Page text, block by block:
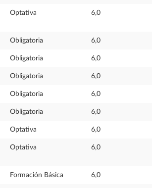
Optativa 6,0
Obligatoria 6,0
Obligatoria 6,0
Obligatoria 6,0
Obligatoria 6,0
Obligatoria 6,0
Optativa 6,0
Optativa 6,0
Formación Básica 6,0